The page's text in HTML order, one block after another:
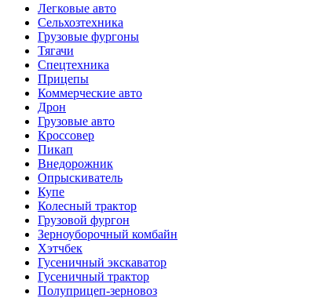
Легковые авто
Сельхозтехника
Грузовые фургоны
Тягачи
Спецтехника
Прицепы
Коммерческие авто
Дрон
Грузовые авто
Кроссовер
Пикап
Внедорожник
Опрыскиватель
Купе
Колесный трактор
Грузовой фургон
Зерноуборочный комбайн
Хэтчбек
Гусеничный экскаватор
Гусеничный трактор
Полуприцеп-зерновоз